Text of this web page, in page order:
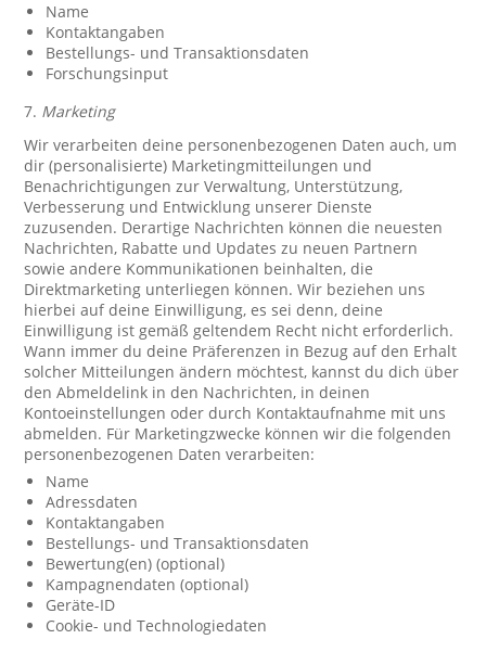
Name
Kontaktangaben
Bestellungs- und Transaktionsdaten
Forschungsinput
7. Marketing
Wir verarbeiten deine personenbezogenen Daten auch, um
dir (personalisierte) Marketingmitteilungen und
Benachrichtigungen zur Verwaltung, Unterstützung,
Verbesserung und Entwicklung unserer Dienste
zuzusenden. Derartige Nachrichten können die neuesten
Nachrichten, Rabatte und Updates zu neuen Partnern
sowie andere Kommunikationen beinhalten, die
Direktmarketing unterliegen können. Wir beziehen uns
hierbei auf deine Einwilligung, es sei denn, deine
Einwilligung ist gemäß geltendem Recht nicht erforderlich.
Wann immer du deine Präferenzen in Bezug auf den Erhalt
solcher Mitteilungen ändern möchtest, kannst du dich über
den Abmeldelink in den Nachrichten, in deinen
Kontoeinstellungen oder durch Kontaktaufnahme mit uns
abmelden. Für Marketingzwecke können wir die folgenden
personenbezogenen Daten verarbeiten:
Name
Adressdaten
Kontaktangaben
Bestellungs- und Transaktionsdaten
Bewertung(en) (optional)
Kampagnendaten (optional)
Geräte-ID
Cookie- und Technologiedaten